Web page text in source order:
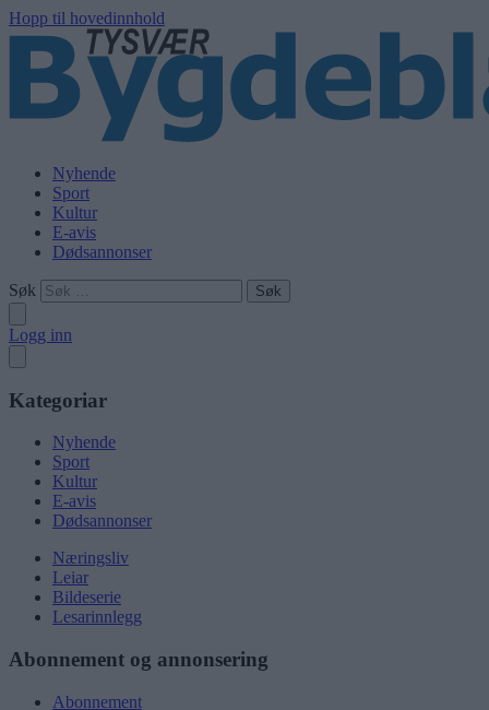
Hopp til hovedinnhold
Nyhende
Sport
Kultur
E-avis
Dødsannonser
Søk
Logg inn
Kategoriar
Nyhende
Sport
Kultur
E-avis
Dødsannonser
Næringsliv
Leiar
Bildeserie
Lesarinnlegg
Abonnement og annonsering
Abonnement